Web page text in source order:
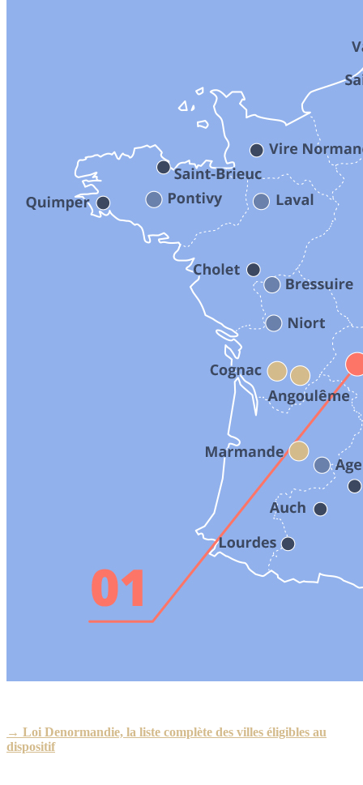
→ Loi Denormandie, la liste complète des villes éligibles au
dispositif